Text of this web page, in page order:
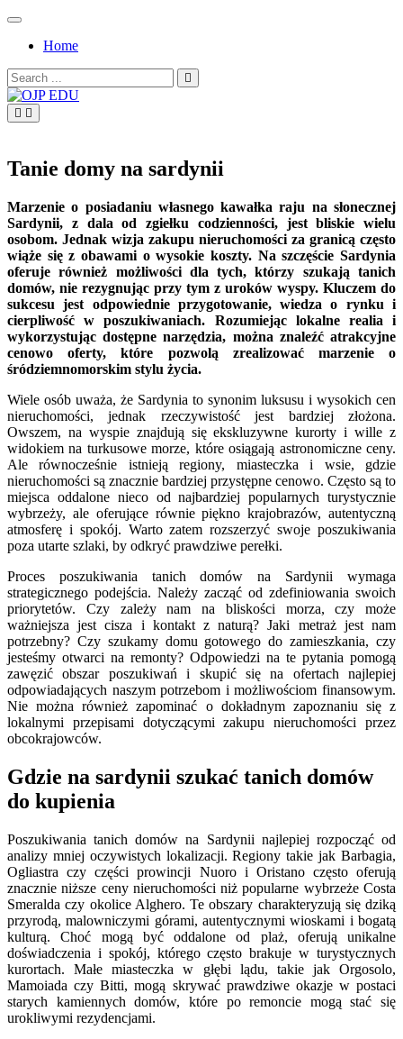
Skip
contentHome
Search
for:
Tanie domy na sardynii
Marzenie o posiadaniu własnego kawałka raju na słonecznej
Sardynii, z dala od zgiełku codzienności, jest bliskie wielu
osobom. Jednak wizja zakupu nieruchomości za granicą często
wiąże się z obawami o wysokie koszty. Na szczęście Sardynia
oferuje również możliwości dla tych, którzy szukają tanich
domów, nie rezygnując przy tym z uroków wyspy. Kluczem do
sukcesu jest odpowiednie przygotowanie, wiedza o rynku i
cierpliwość w poszukiwaniach. Rozumiejąc lokalne realia i
wykorzystując dostępne narzędzia, można znaleźć atrakcyjne
cenowo oferty, które pozwolą zrealizować marzenie o
śródziemnomorskim stylu życia.
Wiele osób uważa, że Sardynia to synonim luksusu i wysokich cen
nieruchomości, jednak rzeczywistość jest bardziej złożona.
Owszem, na wyspie znajdują się ekskluzywne kurorty i wille z
widokiem na turkusowe morze, które osiągają astronomiczne ceny.
Ale równocześnie istnieją regiony, miasteczka i wsie, gdzie
nieruchomości są znacznie bardziej przystępne cenowo. Często są to
miejsca oddalone nieco od najbardziej popularnych turystycznie
wybrzeży, ale oferujące równie piękno krajobrazów, autentyczną
atmosferę i spokój. Warto zatem rozszerzyć swoje poszukiwania
poza utarte szlaki, by odkryć prawdziwe perełki.
Proces poszukiwania tanich domów na Sardynii wymaga
strategicznego podejścia. Należy zacząć od zdefiniowania swoich
priorytetów. Czy zależy nam na bliskości morza, czy może
ważniejsza jest cisza i kontakt z naturą? Jaki metraż jest nam
potrzebny? Czy szukamy domu gotowego do zamieszkania, czy
jesteśmy otwarci na remonty? Odpowiedzi na te pytania pomogą
zawęzić obszar poszukiwań i skupić się na ofertach najlepiej
odpowiadających naszym potrzebom i możliwościom finansowym.
Nie można również zapominać o dokładnym zapoznaniu się z
lokalnymi przepisami dotyczącymi zakupu nieruchomości przez
obcokrajowców.
Gdzie na sardynii szukać tanich domów
do kupienia
Poszukiwania tanich domów na Sardynii najlepiej rozpocząć od
analizy mniej oczywistych lokalizacji. Regiony takie jak Barbagia,
Ogliastra czy części prowincji Nuoro i Oristano często oferują
znacznie niższe ceny nieruchomości niż popularne wybrzeże Costa
Smeralda czy okolice Alghero. Te obszary charakteryzują się dziką
przyrodą, malowniczymi górami, autentycznymi wioskami i bogatą
kulturą. Choć mogą być oddalone od plaż, oferują unikalne
doświadczenia i spokój, którego często brakuje w turystycznych
kurortach. Małe miasteczka w głębi lądu, takie jak Orgosolo,
Mamoiada czy Bitti, mogą skrywać prawdziwe okazje w postaci
starych kamiennych domów, które po remoncie mogą stać się
urokliwymi rezydencjami.